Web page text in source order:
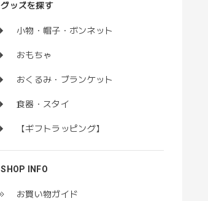
グッズを探す
小物・帽子・ボンネット
おもちゃ
おくるみ・ブランケット
食器・スタイ
【ギフトラッピング】
SHOP INFO
お買い物ガイド